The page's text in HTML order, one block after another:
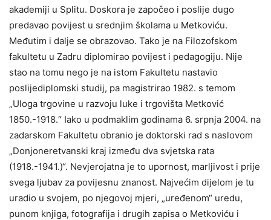
akademiji u Splitu. Doskora je započeo i poslije dugo
predavao povijest u srednjim školama u Metkoviću.
Međutim i dalje se obrazovao. Tako je na Filozofskom
fakultetu u Zadru diplomirao povijest i pedagogiju. Nije
stao na tomu nego je na istom Fakultetu nastavio
poslijediplomski studij, pa magistrirao 1982. s temom
„Uloga trgovine u razvoju luke i trgovišta Metković
1850.-1918.“ Iako u podmaklim godinama 6. srpnja 2004. na
zadarskom Fakultetu obranio je doktorski rad s naslovom
„Donjoneretvanski kraj između dva svjetska rata
(1918.-1941.)“. Nevjerojatna je to upornost, marljivost i prije
svega ljubav za povijesnu znanost. Najvećim dijelom je tu
uradio u svojem, po njegovoj mjeri, „uređenom“ uredu,
punom knjiga, fotografija i drugih zapisa o Metkoviću i